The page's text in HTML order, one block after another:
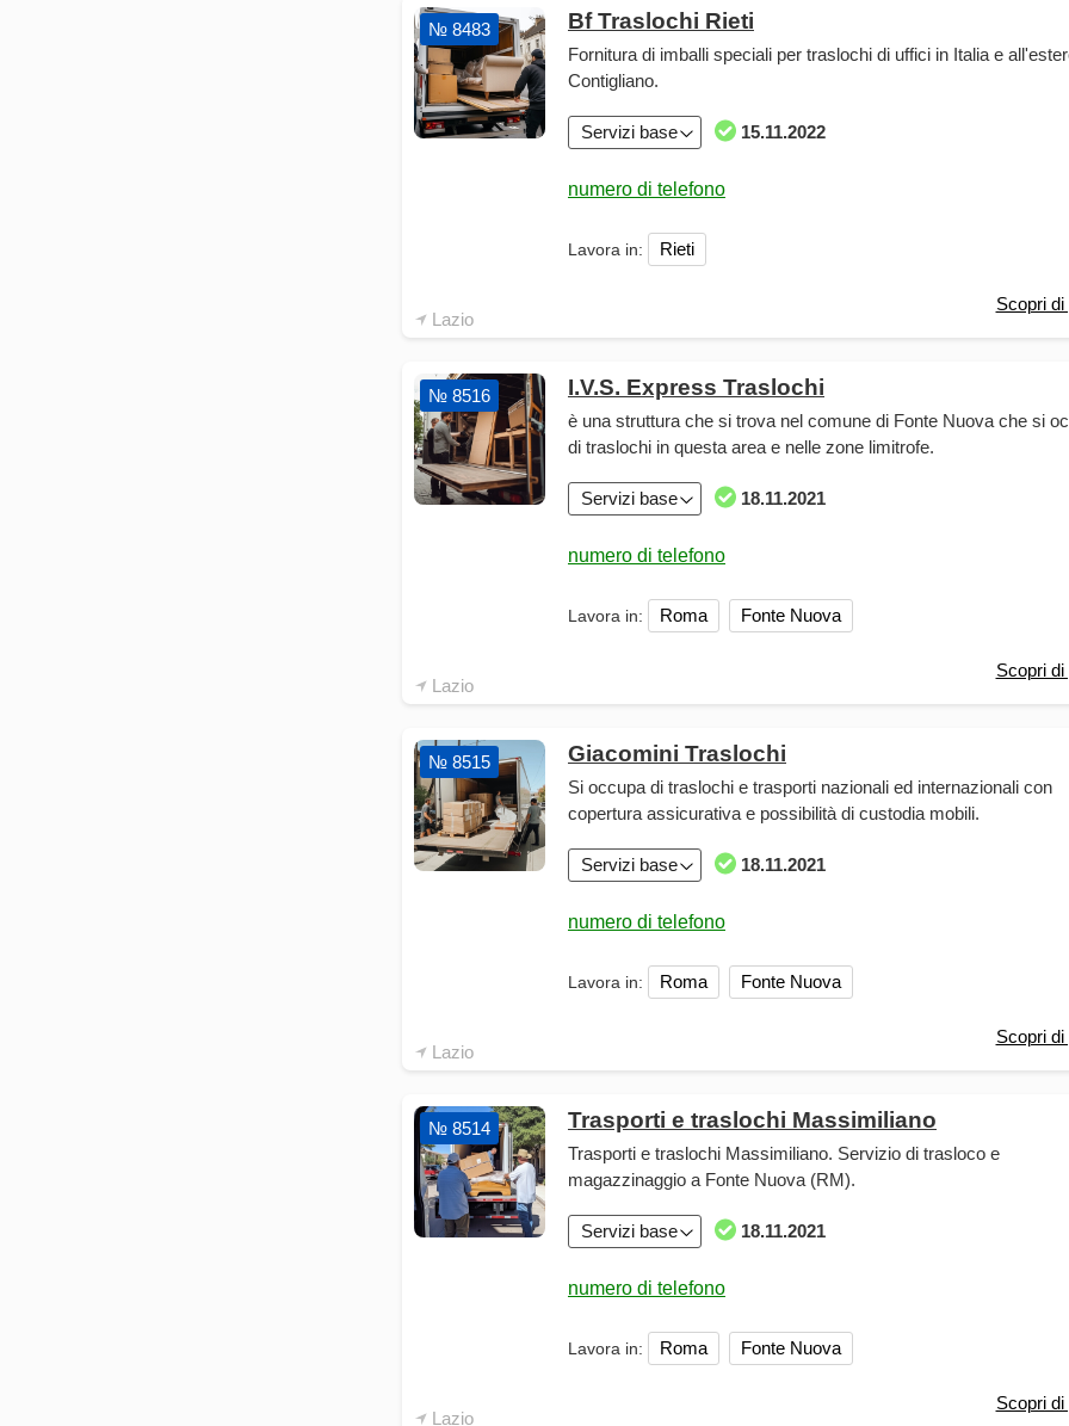
Lazio
№ 8483 Bf Traslochi Rieti
Fornitura di imballi speciali per traslochi di uffici in Italia e
Contigliano.
Servizi base 15.11.2022
Lavora in: Rieti
Scopri di
Lazio
№ 8516 I.V.S. Express Traslochi
è una struttura che si trova nel comune di Fonte Nuova che si
di traslochi in questa area e nelle zone limitrofe.
Servizi base 18.11.2021
Lavora in: Roma Fonte Nuova
Scopri di
Lazio
№ 8515 Giacomini Traslochi
Si occupa di traslochi e trasporti nazionali ed internazionali con
copertura assicurativa e possibilità di custodia mobili.
Servizi base 18.11.2021
Lavora in: Roma Fonte Nuova
Scopri di
Lazio
№ 8514 Trasporti e traslochi Massimiliano
Trasporti e traslochi Massimiliano. Servizio di trasloco e
magazzinaggio a Fonte Nuova (RM).
Servizi base 18.11.2021
Lavora in: Roma Fonte Nuova
Scopri di